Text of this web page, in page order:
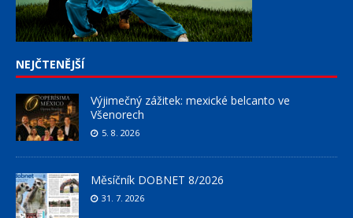
NEJČTENĚJŠÍ
Výjimečný zážitek: mexické belcanto ve
Všenorech
5. 8. 2026
Měsíčník DOBNET 8/2026
31. 7. 2026